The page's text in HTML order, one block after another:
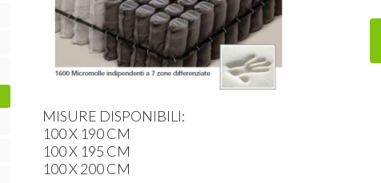
MISURE DISPONIBILI:
100 X 190 CM
100 X 195 CM
100 X 200 CM